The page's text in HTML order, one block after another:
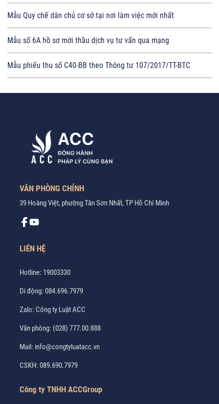
Mẫu Quy chế dân chủ cơ sở tại nơi làm việc mới nhất
Mẫu số 6A hồ sơ mời thầu dịch vụ tư vấn qua mạng
Mẫu phiếu thu số C40-BB theo Thông tư 107/2017/TT-BTC
VĂN PHÒNG CHÍNH
39 Hoàng Việt, phường Tân Sơn Nhất, TP Hồ Chí Minh
LIÊN HỆ
Hotline: 19003330
Di động: 084.696.7979
Zalo: Công ty Luật ACC
Văn phòng: (028) 777.00.888
Mail: info@congtyluatacc.vn
CSKH: 089.690.7979
Công ty TNHH ACCGroup